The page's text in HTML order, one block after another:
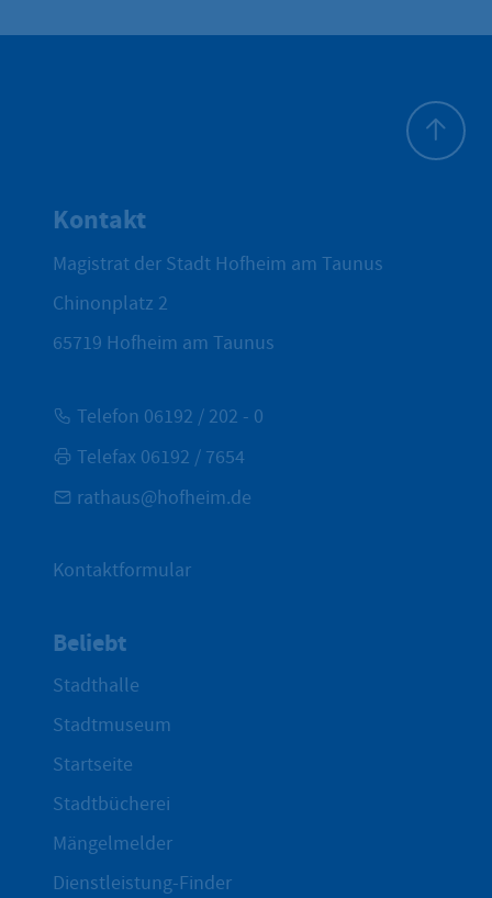
Kontakt
Magistrat der Stadt Hofheim am Taunus
Chinonplatz 2
65719 Hofheim am Taunus
Telefon 06192 / 202 - 0
Telefax 06192 / 7654
rathaus@hofheim.de
Kontaktformular
Beliebt
Stadthalle
Stadtmuseum
Startseite
Stadtbücherei
Mängelmelder
Dienstleistung-Finder